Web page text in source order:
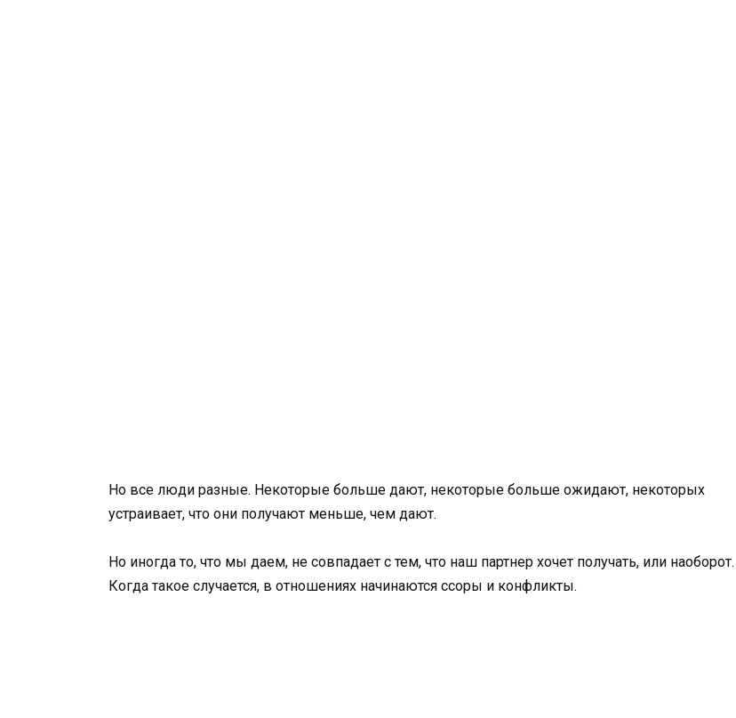
Но все люди разные. Некоторые больше дают, некоторые больше ожидают, некоторых
устраивает, что они получают меньше, чем дают.
Но иногда то, что мы даем, не совпадает с тем, что наш партнер хочет получать, или наоборот.
Когда такое случается, в отношениях начинаются ссоры и конфликты.